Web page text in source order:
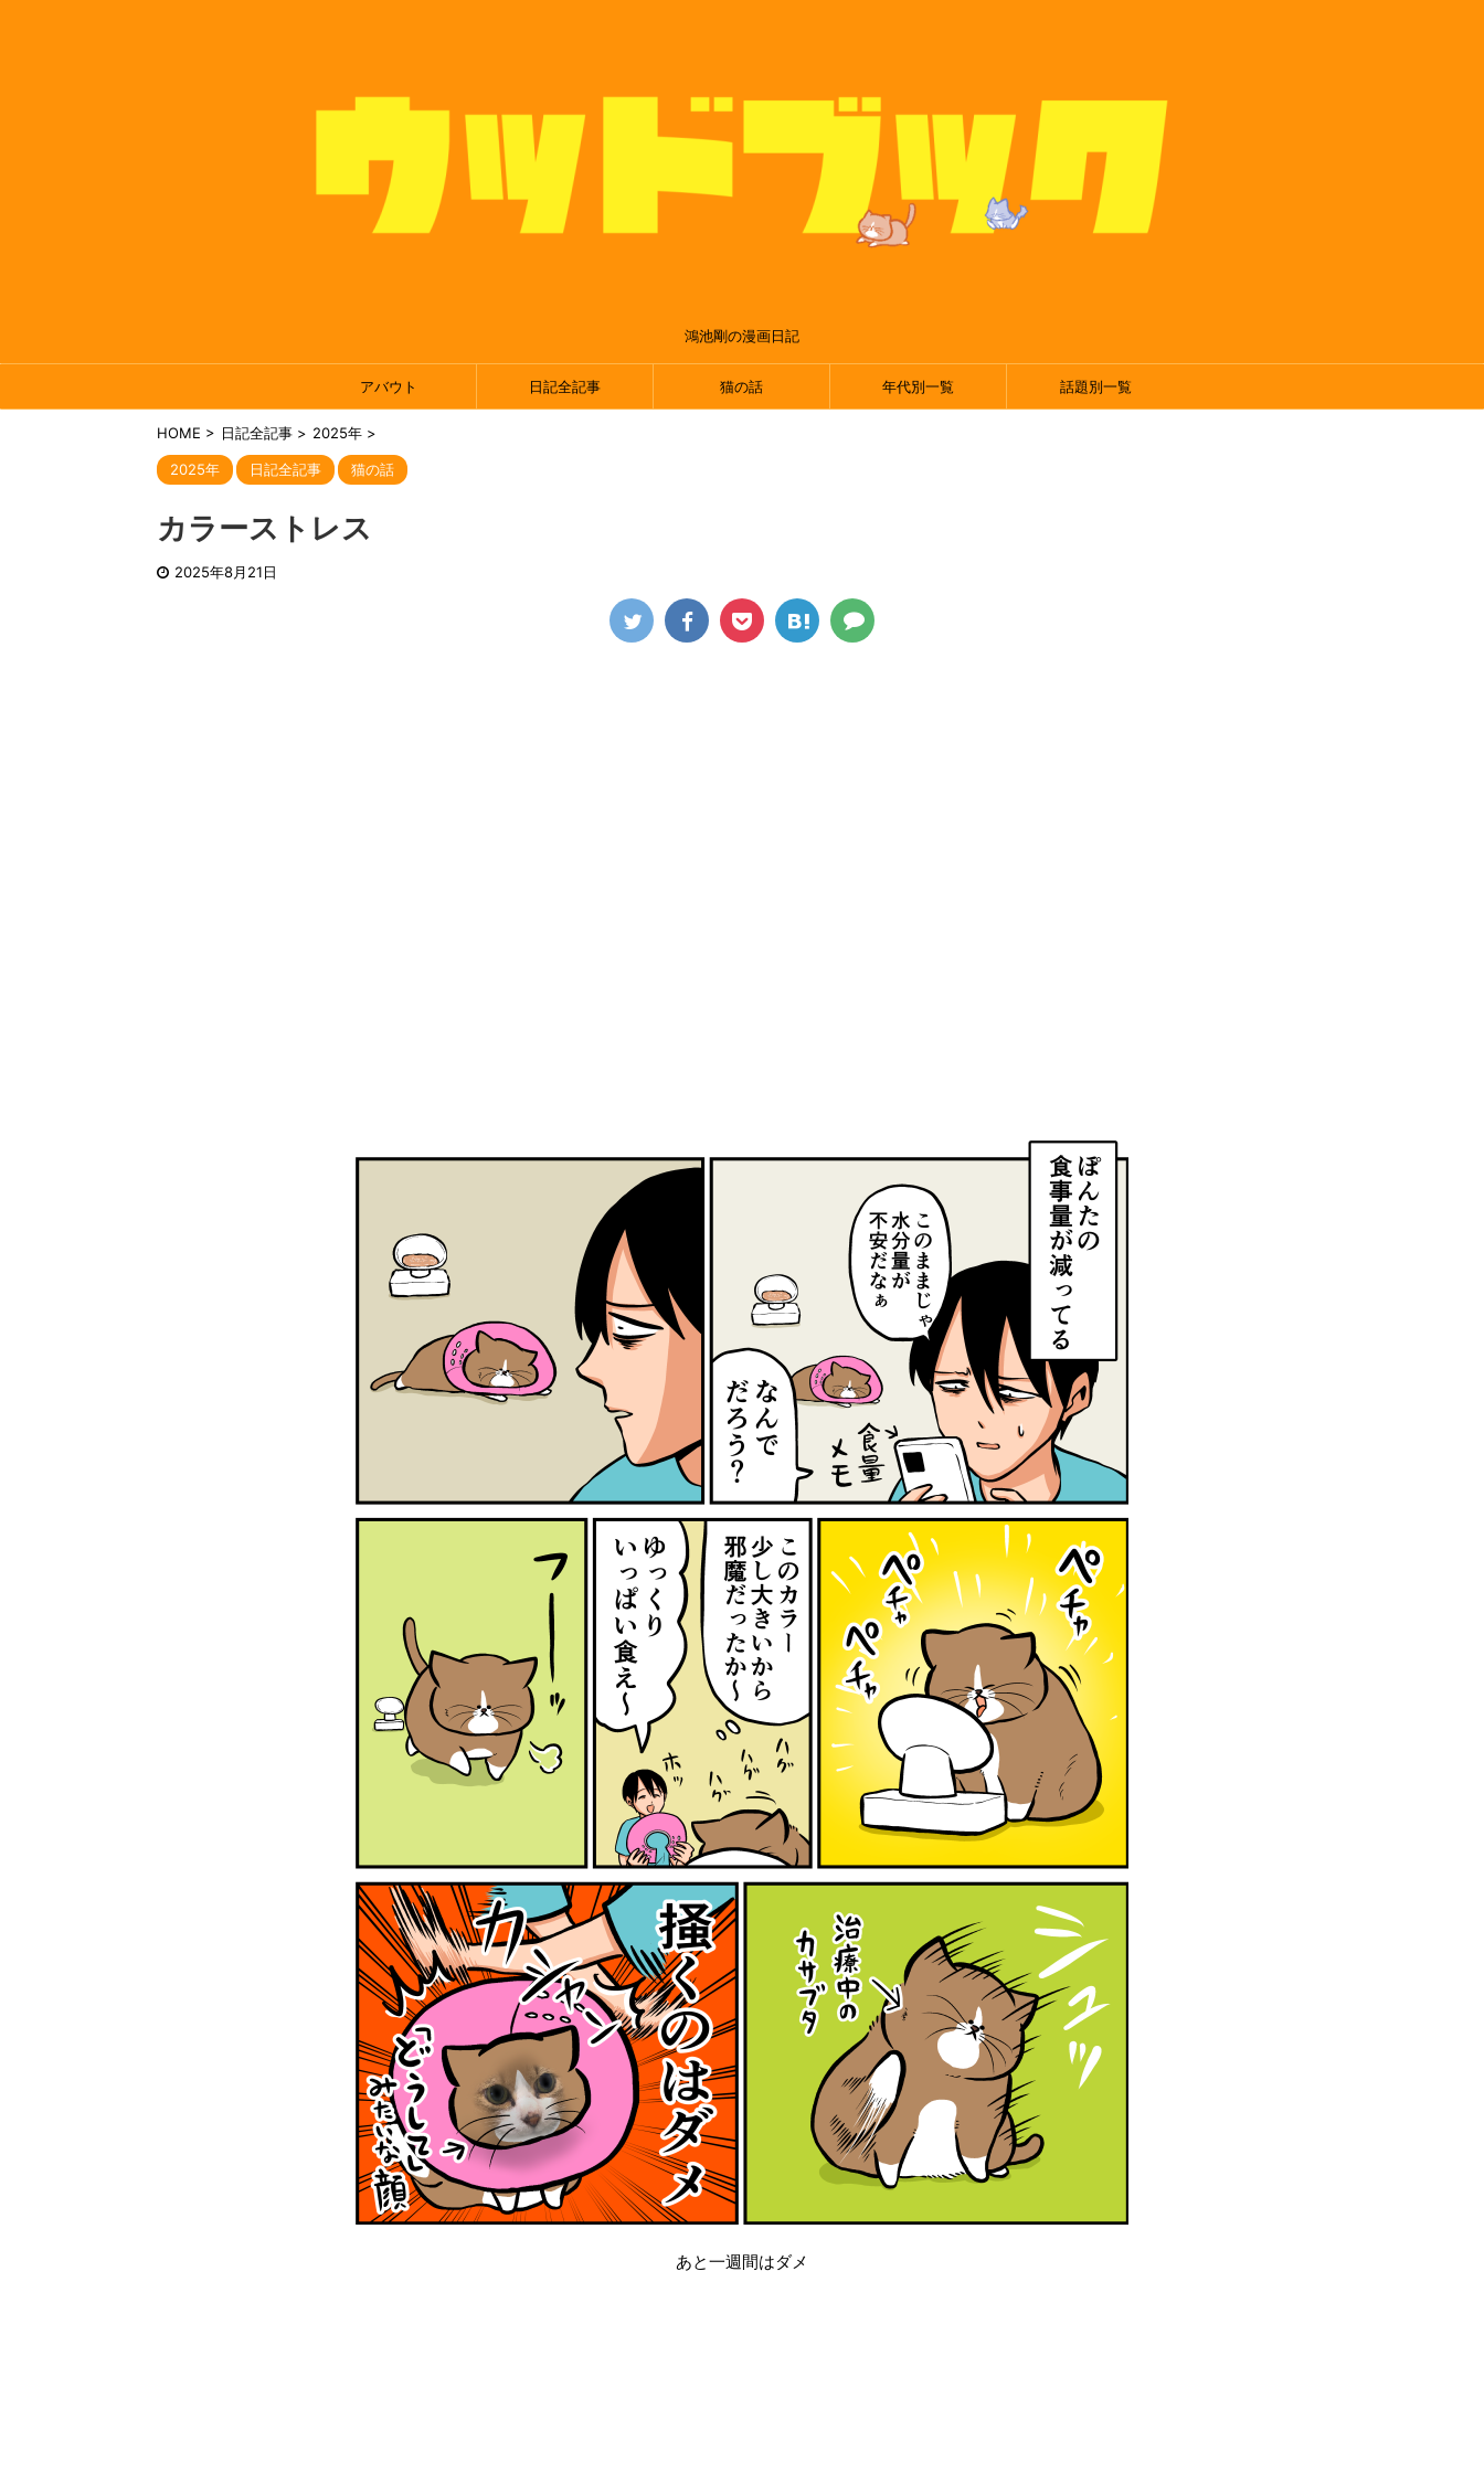
鴻池剛の漫画日記
アバウト 日記全記事 猫の話 年代別一覧 話題別一覧
HOME > 日記全記事 > 2025年 >
2025年 日記全記事 猫の話
カラーストレス
2025年8月21日
あと一週間はダメ